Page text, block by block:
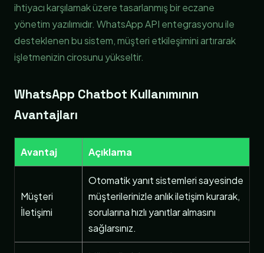
ihtiyacı karşılamak üzere tasarlanmış bir eczane
yönetim yazılımıdır. WhatsApp API entegrasyonu ile
desteklenen bu sistem, müşteri etkileşimini artırarak
işletmenizin cirosunu yükseltir.
WhatsApp Chatbot Kullanımının
Avantajları
Avantaj Açıklama
Müşteri
İletişimi
Otomatik yanıt sistemleri sayesinde
müşterilerinizle anlık iletişim kurarak,
sorularına hızlı yanıtlar almasını
sağlarsınız.